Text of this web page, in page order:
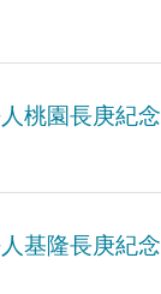
桃園長庚紀念
基隆長庚紀念